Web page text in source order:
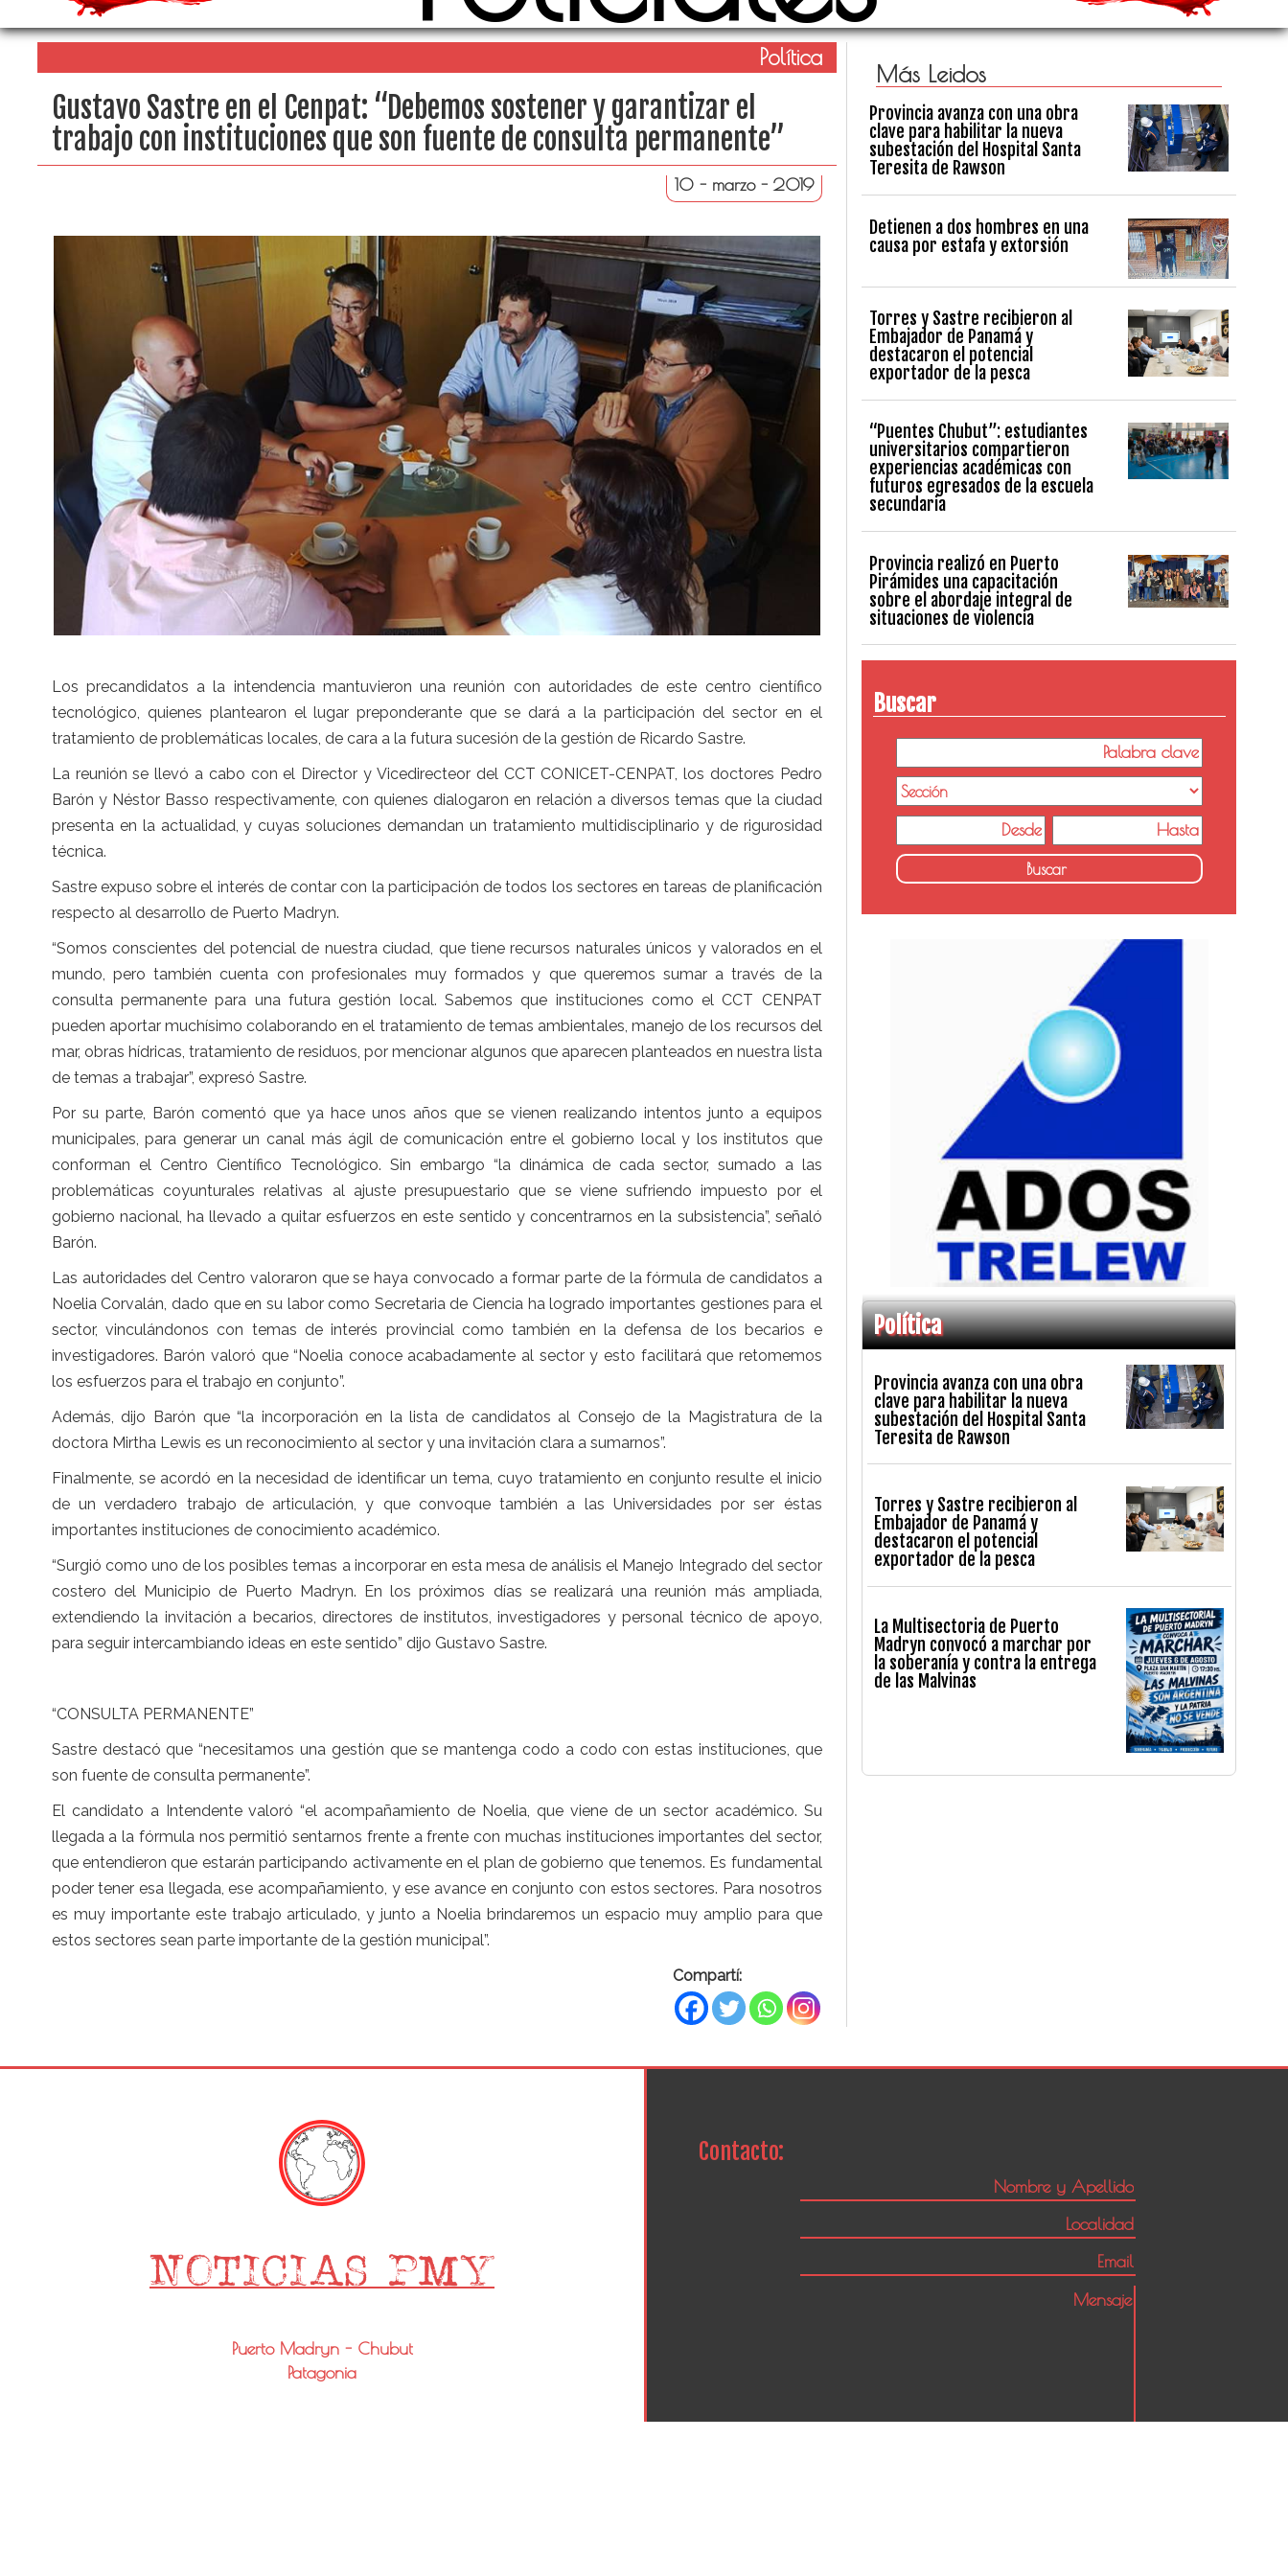
Política
Gustavo Sastre en el Cenpat: “Debemos sostener y garantizar el
trabajo con instituciones que son fuente de consulta permanente”
10 - marzo - 2019
Los precandidatos a la intendencia mantuvieron una reunión con autoridades de este centro científico
tecnológico, quienes plantearon el lugar preponderante que se dará a la participación del sector en el
tratamiento de problemáticas locales, de cara a la futura sucesión de la gestión de Ricardo Sastre.
La reunión se llevó a cabo con el Director y Vicedirecteor del CCT CONICET-CENPAT, los doctores Pedro
Barón y Néstor Basso respectivamente, con quienes dialogaron en relación a diversos temas que la ciudad
presenta en la actualidad, y cuyas soluciones demandan un tratamiento multidisciplinario y de rigurosidad
técnica.
Sastre expuso sobre el interés de contar con la participación de todos los sectores en tareas de planificación
respecto al desarrollo de Puerto Madryn.
“Somos conscientes del potencial de nuestra ciudad, que tiene recursos naturales únicos y valorados en el
mundo, pero también cuenta con profesionales muy formados y que queremos sumar a través de la
consulta permanente para una futura gestión local. Sabemos que instituciones como el CCT CENPAT
pueden aportar muchísimo colaborando en el tratamiento de temas ambientales, manejo de los recursos del
mar, obras hídricas, tratamiento de residuos, por mencionar algunos que aparecen planteados en nuestra lista
de temas a trabajar”, expresó Sastre.
Por su parte, Barón comentó que ya hace unos años que se vienen realizando intentos junto a equipos
municipales, para generar un canal más ágil de comunicación entre el gobierno local y los institutos que
conforman el Centro Científico Tecnológico. Sin embargo “la dinámica de cada sector, sumado a las
problemáticas coyunturales relativas al ajuste presupuestario que se viene sufriendo impuesto por el
gobierno nacional, ha llevado a quitar esfuerzos en este sentido y concentrarnos en la subsistencia”, señaló
Barón.
Las autoridades del Centro valoraron que se haya convocado a formar parte de la fórmula de candidatos a
Noelia Corvalán, dado que en su labor como Secretaria de Ciencia ha logrado importantes gestiones para el
sector, vinculándonos con temas de interés provincial como también en la defensa de los becarios e
investigadores. Barón valoró que “Noelia conoce acabadamente al sector y esto facilitará que retomemos
los esfuerzos para el trabajo en conjunto”.
Además, dijo Barón que “la incorporación en la lista de candidatos al Consejo de la Magistratura de la
doctora Mirtha Lewis es un reconocimiento al sector y una invitación clara a sumarnos”.
Finalmente, se acordó en la necesidad de identificar un tema, cuyo tratamiento en conjunto resulte el inicio
de un verdadero trabajo de articulación, y que convoque también a las Universidades por ser éstas
importantes instituciones de conocimiento académico.
“Surgió como uno de los posibles temas a incorporar en esta mesa de análisis el Manejo Integrado del sector
costero del Municipio de Puerto Madryn. En los próximos días se realizará una reunión más ampliada,
extendiendo la invitación a becarios, directores de institutos, investigadores y personal técnico de apoyo,
para seguir intercambiando ideas en este sentido” dijo Gustavo Sastre.
“CONSULTA PERMANENTE”
Sastre destacó que “necesitamos una gestión que se mantenga codo a codo con estas instituciones, que
son fuente de consulta permanente”.
El candidato a Intendente valoró “el acompañamiento de Noelia, que viene de un sector académico. Su
llegada a la fórmula nos permitió sentarnos frente a frente con muchas instituciones importantes del sector,
que entendieron que estarán participando activamente en el plan de gobierno que tenemos. Es fundamental
poder tener esa llegada, ese acompañamiento, y ese avance en conjunto con estos sectores. Para nosotros
es muy importante este trabajo articulado, y junto a Noelia brindaremos un espacio muy amplio para que
estos sectores sean parte importante de la gestión municipal”.
Compartí:
Más Leidos
Provincia avanza con una obra
clave para habilitar la nueva
subestación del Hospital Santa
Teresita de Rawson
Detienen a dos hombres en una
causa por estafa y extorsión
Torres y Sastre recibieron al
Embajador de Panamá y
destacaron el potencial
exportador de la pesca
“Puentes Chubut”: estudiantes
universitarios compartieron
experiencias académicas con
futuros egresados de la escuela
secundaria
Provincia realizó en Puerto
Pirámides una capacitación
sobre el abordaje integral de
situaciones de violencia
Buscar
Política
Provincia avanza con una obra
clave para habilitar la nueva
subestación del Hospital Santa
Teresita de Rawson
Torres y Sastre recibieron al
Embajador de Panamá y
destacaron el potencial
exportador de la pesca
La Multisectoria de Puerto
Madryn convocó a marchar por
la soberanía y contra la entrega
de las Malvinas
Puerto Madryn - Chubut
Patagonia
Contacto: